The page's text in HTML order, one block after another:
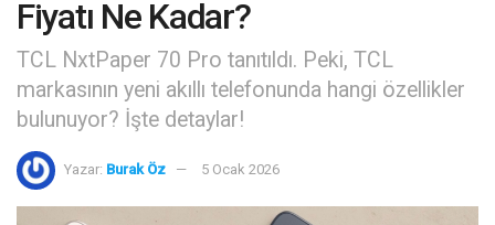
Fiyatı Ne Kadar?
TCL NxtPaper 70 Pro tanıtıldı. Peki, TCL
markasının yeni akıllı telefonunda hangi özellikler
bulunuyor? İşte detaylar!
Yazar: Burak Öz 5 Ocak 2026